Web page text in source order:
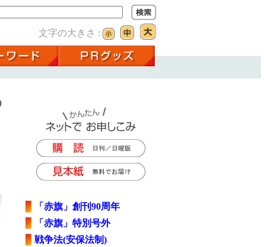
文字の大きさ :
「赤旗」創刊90周年
「赤旗」特別号外
戦争法(安保法制)